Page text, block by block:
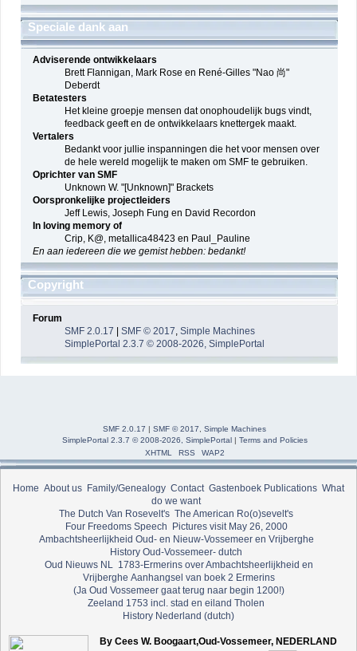
Speciale dank aan
Adviserende ontwikkelaars
Brett Flannigan, Mark Rose en René-Gilles "Nao 尚"
Deberdt
Betatesters
Het kleine groepje mensen dat onophoudelijk bugs vindt,
feedback geeft en de ontwikkelaars knettergek maakt.
Vertalers
Bedankt voor jullie inspanningen die het voor mensen over
de hele wereld mogelijk te maken om SMF te gebruiken.
Oprichter van SMF
Unknown W. "[Unknown]" Brackets
Oorspronkelijke projectleiders
Jeff Lewis, Joseph Fung en David Recordon
In loving memory of
Crip, K@, metallica48423 en Paul_Pauline
En aan iedereen die we gemist hebben: bedankt!
Copyright
Forum
SMF 2.0.17 | SMF © 2017 Simple Machines
SimplePortal 2.3.7 © 2008-2026, SimplePortal
SMF 2.0.17 | SMF © 2017
Simple Machines
SimplePortal 2.3.7 © 2008-2026, SimplePortal| Terms and Policies
XHTML
RSS WAP2
Home About us Family/Genealogy Contact Gastenboek Publications What
do we want
The Dutch Van Rosevelt's The American Ro(o)sevelt's
Four Freedoms Speech Pictures visit May 26, 2000
Ambachtsheerlijkheid Oud- en Nieuw-Vossemeer en Vrijberghe
History Oud-Vossemeer- dutch
Oud Nieuws NL
1783-Ermerins over Ambachtsheerlijkheid en
Vrijberghe Aanhangsel van boek 2 Ermerins
(Ja Oud Vossemeer gaat terug naar begin 1200!)
Zeeland 1753 incl. stad en eiland Tholen
History Nederland (dutch)
By Cees W. Boogaart,Oud-Vossemeer, NEDERLAND